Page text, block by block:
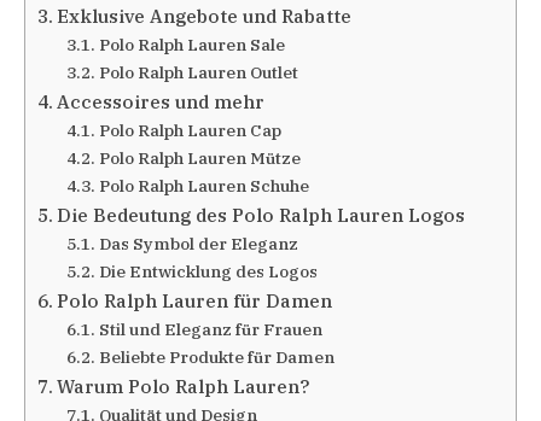
Exklusive Angebote und Rabatte
Polo Ralph Lauren Sale
Polo Ralph Lauren Outlet
Accessoires und mehr
Polo Ralph Lauren Cap
Polo Ralph Lauren Mütze
Polo Ralph Lauren Schuhe
Die Bedeutung des Polo Ralph Lauren Logos
Das Symbol der Eleganz
Die Entwicklung des Logos
Polo Ralph Lauren für Damen
Stil und Eleganz für Frauen
Beliebte Produkte für Damen
Warum Polo Ralph Lauren?
Qualität und Design